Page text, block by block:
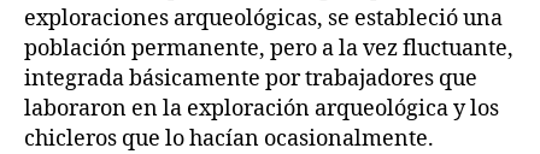
exploraciones arqueológicas, se estableció una
población permanente, pero a la vez fluctuante,
integrada básicamente por trabajadores que
laboraron en la exploración arqueológica y los
chicleros que lo hacían ocasionalmente.